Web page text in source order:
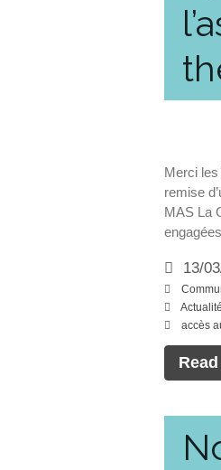
Merci
remise
MAS La
13/
accès